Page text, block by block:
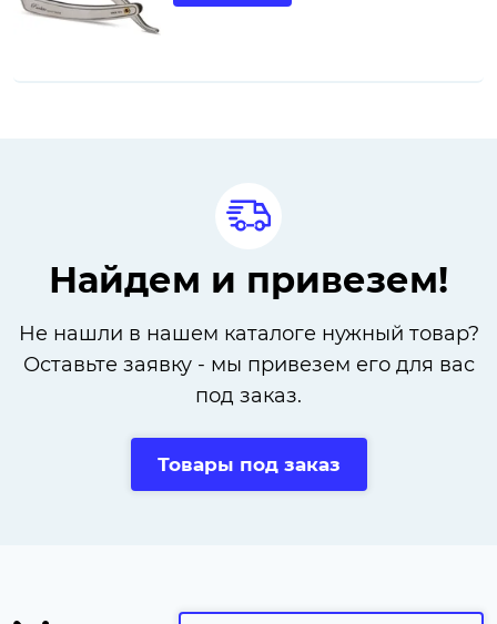
Найдем и привезем!
Не нашли в нашем каталоге нужный товар?
Оставьте заявку - мы привезем его для вас
под заказ.
Товары под заказ